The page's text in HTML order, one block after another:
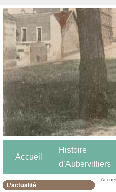
Accueil
Histoire
d’Aubervilliers
L’actualité